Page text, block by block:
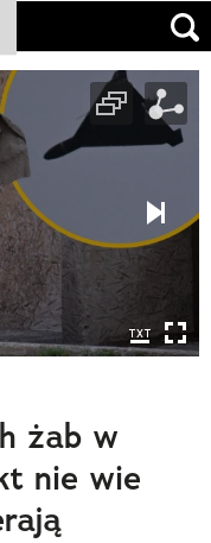
żab w
nie wie